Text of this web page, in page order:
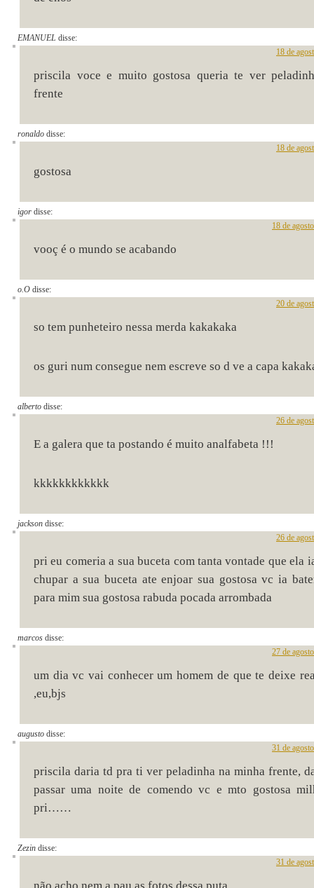
EMANUEL disse:
18 de
priscila voce e muito gostosa queria te ver
frente
ronaldo disse:
18 de
gostosa
igor disse:
18 de
vooç é o mundo se acabando
o.O disse:
20 de
so tem punheteiro nessa merda kakakaka
os guri num consegue nem escreve so d ve a capa
alberto disse:
26 de
E a galera que ta postando é muito analfabeta !!!
kkkkkkkkkkkk
jackson disse:
26 de
pri eu comeria a sua buceta com tanta vontade que ela
chupar a sua buceta ate enjoar sua gostosa vc ia
para mim sua gostosa rabuda pocada arrombada
marcos disse:
27 de
um dia vc vai conhecer um homem de que te deixe
,eu,bjs
augusto disse:
31 de
priscila daria td pra ti ver peladinha na minha frente,
passar uma noite de comendo vc e mto gostosa
pri……
Zezin disse:
31 de